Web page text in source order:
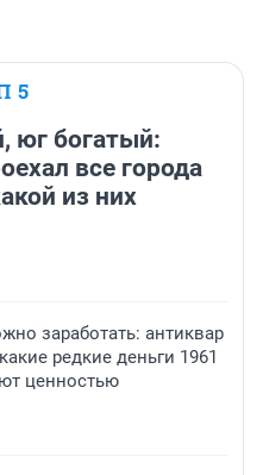
5
юг богатый:
все города
из них
заработать: антиквар
редкие деньги 1961
ценностью